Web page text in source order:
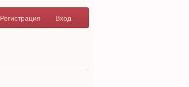
Регистрация Вход